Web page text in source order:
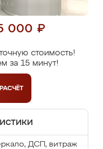
000 ₽
стоимость!
за 15 минут!
РАСЧЁТ
ДСП, витраж